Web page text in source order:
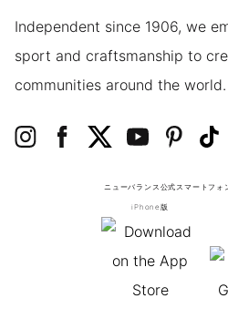
Independent since 1906, we
sport and craftsmanship to
communities around the world.
ニューバランス公式スマートフォ
iPhone版